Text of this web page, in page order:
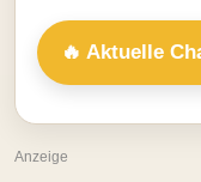
🔥 Aktuelle
Anzeige